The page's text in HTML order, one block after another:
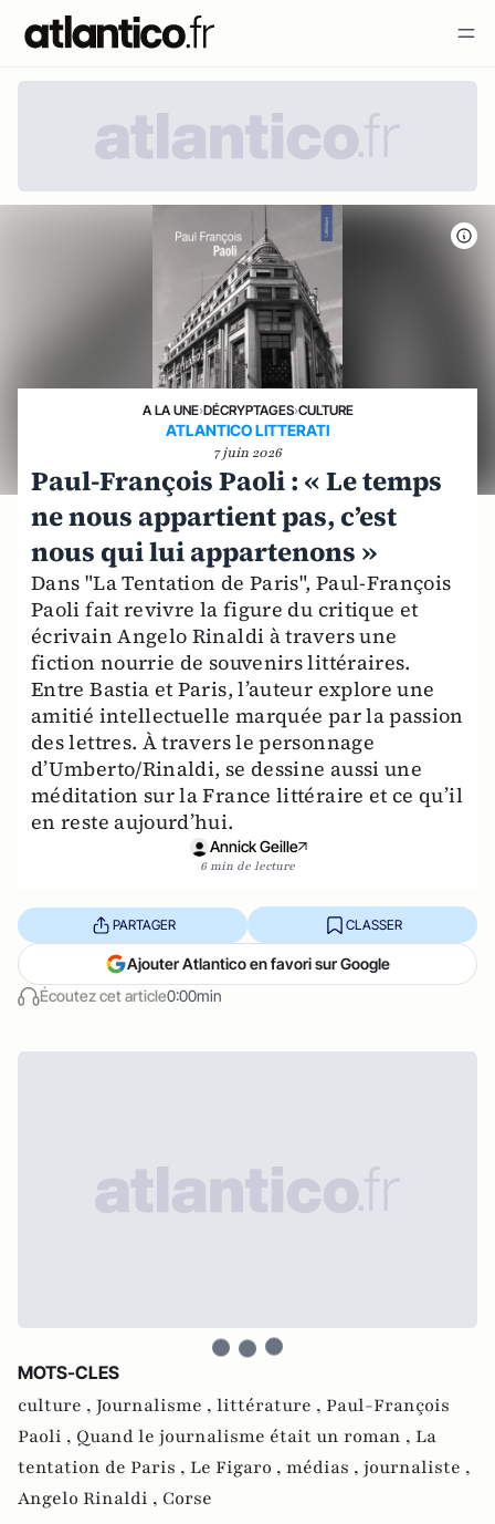
A LA UNE›DÉCRYPTAGES›CULTURE
ATLANTICO LITTERATI
7 juin 2026
Paul-François Paoli : « Le temps
ne nous appartient pas, c’est
nous qui lui appartenons »
Dans "La Tentation de Paris", Paul-François
Paoli fait revivre la figure du critique et
écrivain Angelo Rinaldi à travers une
fiction nourrie de souvenirs littéraires.
Entre Bastia et Paris, l’auteur explore une
amitié intellectuelle marquée par la passion
des lettres. À travers le personnage
d’Umberto/Rinaldi, se dessine aussi une
méditation sur la France littéraire et ce qu’il
en reste aujourd’hui.
Annick Geille
6 min de lecture
Écoutez cet article0:00min
PARTAGER CLASSER
Ajouter Atlantico en favori sur Google
MOTS-CLES
culture , Journalisme , littérature , Paul-François
Paoli , Quand le journalisme était un roman , La
tentation de Paris , Le Figaro , médias , journaliste ,
Angelo Rinaldi , Corse